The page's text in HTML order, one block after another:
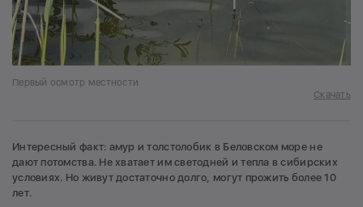
Первый осмотр местности
Скачать
Интересный факт: амур и толстолобик в Беловском море не
дают потомства. Не хватает им светодней и тепла в сибирских
условиях. Но живут достаточно долго, могут прожить более 10
лет.